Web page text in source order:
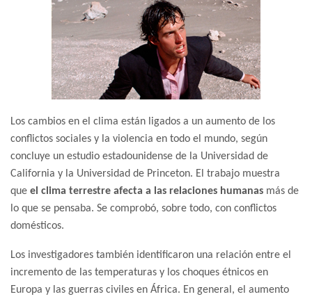
Los cambios en el clima están ligados a un aumento de los
conflictos sociales y la violencia en todo el mundo, según
concluye un estudio estadounidense de la Universidad de
California y la Universidad de Princeton. El trabajo muestra
que el clima terrestre afecta a las relaciones humanas más de
lo que se pensaba. Se comprobó, sobre todo, con conflictos
domésticos.
Los investigadores también identificaron una relación entre el
incremento de las temperaturas y los choques étnicos en
Europa y las guerras civiles en África. En general, el aumento